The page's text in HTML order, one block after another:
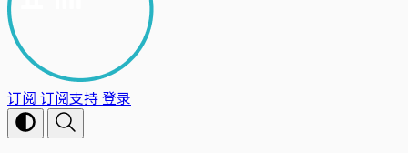
订阅 订阅支持登录